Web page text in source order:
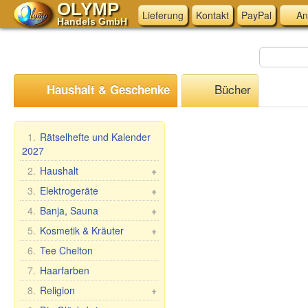
OLYMP
Handels GmbH Lieferung Kontakt PayPal
Haushalt & Geschenke Bücher
1. Rätselhefte und Kalender
2027
+
2. Haushalt
Mangal, Grills
Spieße
Dampfkocher
Haushaltswaren
Waschen und Reinigen
Teig- &
Maultaschenformen &
+
3. Elektrogeräte
Küchen-Elektrogeräte
Andere Elektrogeräte
+
4. Banja, Sauna
Saunareisig
Saunabekleidung
Saunazubehör
Kosmetik
Sauna/Badewanne
+
5. Kosmetik & Kräuter
Geschenk-Sets
Babuschka Agafia
Repejnik (Klette)
Pferdelinie
6. Tee Chelton
7. Haarfarben
+
8. Religion